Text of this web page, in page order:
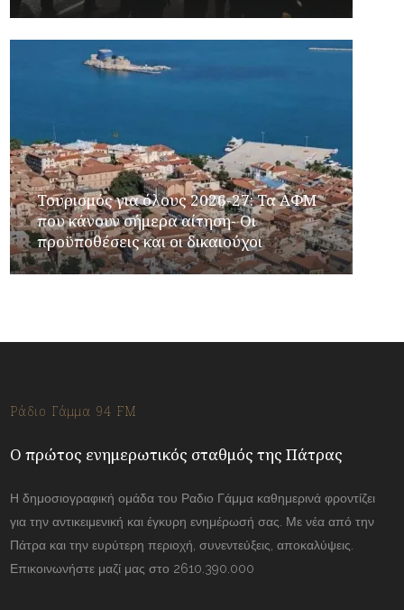
Τουρισμός για όλους 2026-27: Τα ΑΦΜ
που κάνουν σήμερα αίτηση- Οι
προϋποθέσεις και οι δικαιούχοι
Ράδιο Γάμμα 94 FM
Ο πρώτος ενημερωτικός σταθμός της Πάτρας
Η δημοσιογραφική ομάδα του Ραδιο Γάμμα καθημερινά φροντίζει
για την αντικειμενική και έγκυρη ενημέρωσή σας. Με νέα από την
Πάτρα και την ευρύτερη περιοχή, συνεντεύξεις, αποκαλύψεις.
Επικοινωνήστε μαζί μας στο 2610.390.000